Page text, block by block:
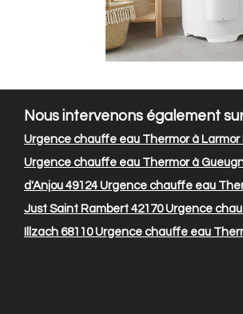
Nous intervenons également
Urgence chauffe eau Thermor à Larmor
Urgence chauffe eau Thermor à
d'Anjou 49124 Urgence chauffe eau
Just Saint Rambert 42170Urgence
Illzach 68110Urgence chauffe eau